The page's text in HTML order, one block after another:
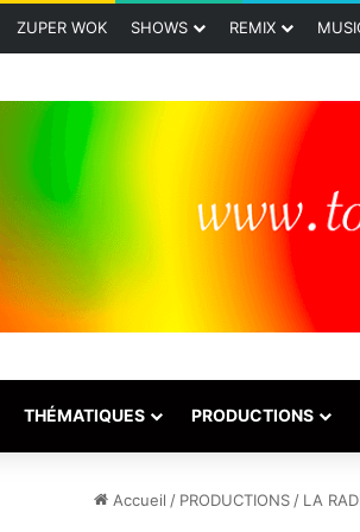
ZUPER WOK SHOWS REMIX
THÉMATIQUES PRODUCTIONS
Accueil / PRODUCTIONS / LA